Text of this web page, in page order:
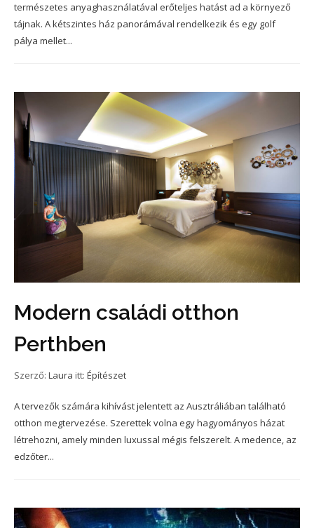
természetes anyaghasználatával erőteljes hatást ad a környező
tájnak. A kétszintes ház panorámával rendelkezik és egy golf
pálya mellet...
Modern családi otthon
Perthben
Szerző: Laura itt: Építészet
A tervezők számára kihívást jelentett az Ausztráliában található
otthon megtervezése. Szerettek volna egy hagyományos házat
létrehozni, amely minden luxussal mégis felszerelt. A medence, az
edzőter...